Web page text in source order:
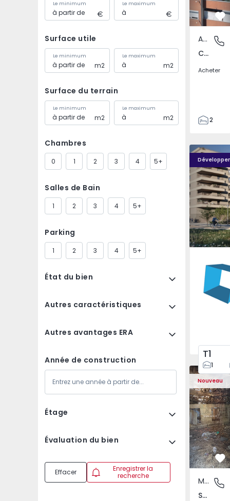
Le minimum Le maximum
Surface utile
Le minimum
m2
Le maximum
m2
Surface du terrain
Le minimum
m2
Le maximum
m2
Chambres
0 1 2 3 4 5+
Salles de Bain
1 2 3 4 5+
Parking
1 2 3 4 5+
État du bien
Autres caractéristiques
Autres avantages ERA
Année de construction
Étage
Évaluation du bien
Effacer
Enregistrer la
recherche
Covilhã
Appartement
Covilhã e Canhoso, Castelo Branco
Acheter
2
85
85
0
4
PLENO JARDIM - 4 PLENO
Águas
T1
1
Nouveau
Maison
São
Maison Rurale
São Tomé do Castelo e Justes, Vila Real